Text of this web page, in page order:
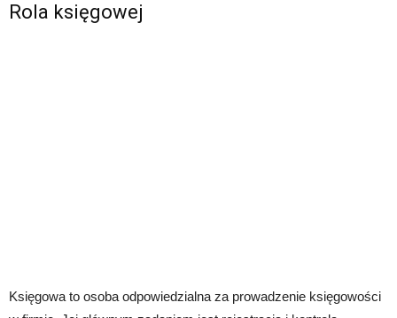
Rola księgowej
Księgowa to osoba odpowiedzialna za prowadzenie księgowości